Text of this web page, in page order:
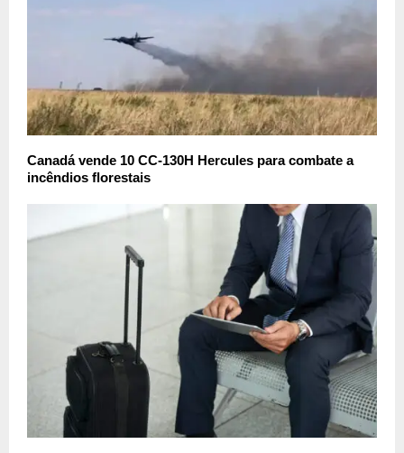
Canadá vende 10 CC-130H Hercules para combate a
incêndios florestais